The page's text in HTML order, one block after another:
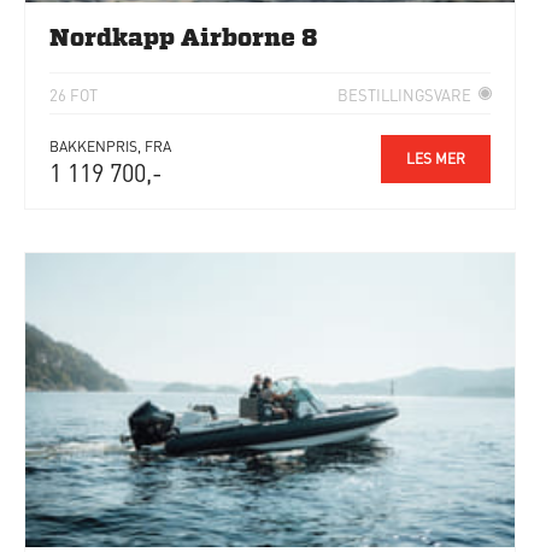
Nordkapp Airborne 8
26 FOT BESTILLINGSVARE
BAKKENPRIS, FRA
1 119 700,- LES MER